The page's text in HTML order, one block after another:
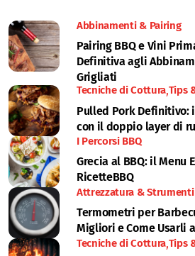
Abbinamenti & Pairing
Pairing BBQ e Vini
Definitiva agli
Grigliati
Tecniche di Cottura Tips
Pulled Pork Definitivo:
con il doppio layer di
I Percorsi BBQ
Grecia al BBQ: il Menu
RicetteBBQ
Attrezzatura & Strumenti
Termometri per
Migliori e Come Usarli
Tecniche di Cottura Tips